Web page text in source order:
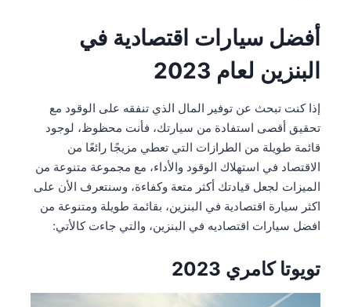
أفضل سيارات اقتصادية في
البنزين لعام 2023
إذا كنت تبحث عن توفير المال الذي تنفقه على الوقود مع
تحقيق أقصى استفادة من سيارتك، فأنت محظوظ، لوجود
قائمة طويلة من الطرازات التي تعطي مزيجًا رائعًا من
الاقتصاد في استهلاك الوقود والأداء، مع مجموعة متنوعة من
الميزات لجعل قيادتك أكثر متعة وكفاءة، وسنتعرف الأن على
اكثر سيارة اقتصادية في البنزين، بقائمة طويلة ومتنوعة من
افضل سيارات اقتصاديه في البنزين، والتي جاءت كالأتي:
تويوتا كامري 2023